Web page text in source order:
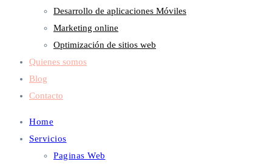
Desarrollo de aplicaciones Móviles
Marketing online
Optimización de sitios web
Quienes somos
Blog
Contacto
Home
Servicios
Paginas Web